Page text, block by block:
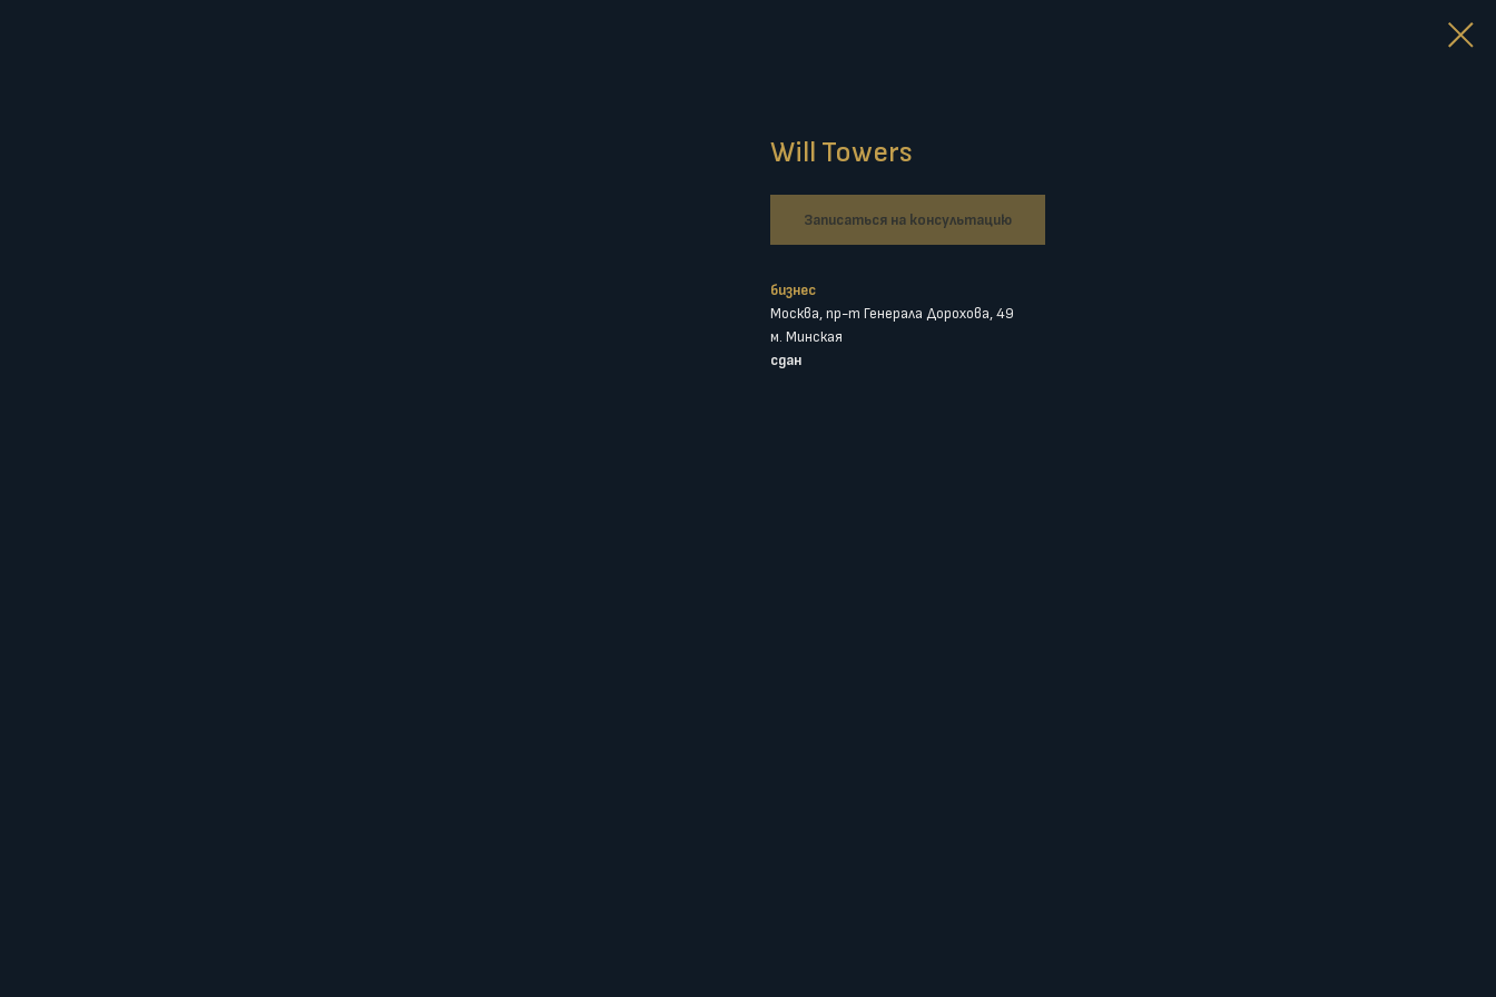
Will Towers
Записаться на консультацию
бизнес
Москва, пр-т Генерала Дорохова, 49
м. Минская
сдан